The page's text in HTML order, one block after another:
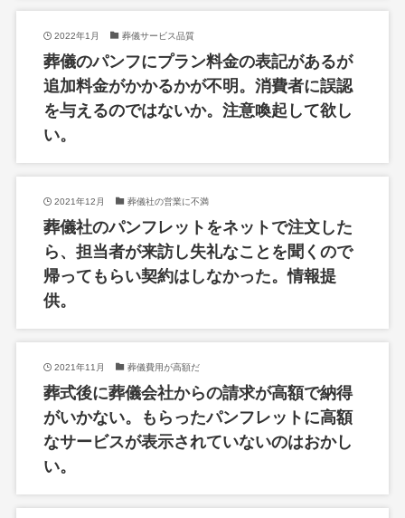
2022年1月 葬儀サービス品質
葬儀のパンフにプラン料金の表記があるが
追加料金がかかるかが不明。消費者に誤認
を与えるのではないか。注意喚起して欲し
い。
2021年12月 葬儀社の営業に不満
葬儀社のパンフレットをネットで注文した
ら、担当者が来訪し失礼なことを聞くので
帰ってもらい契約はしなかった。情報提
供。
2021年11月 葬儀費用が高額だ
葬式後に葬儀会社からの請求が高額で納得
がいかない。もらったパンフレットに高額
なサービスが表示されていないのはおかし
い。